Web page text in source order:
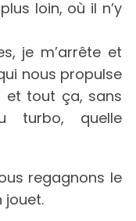
loin, où il n’y
je m’arrête et
nous propulse
et tout ça, sans
turbo, quelle
regagnons le
jouet.